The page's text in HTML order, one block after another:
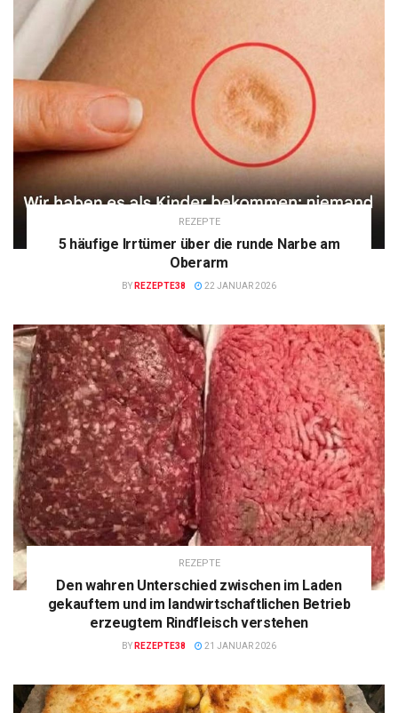
REZEPTE
5 häufige Irrtümer über die runde Narbe am
Oberarm
BY REZEPTE38 22 JANUAR 2026
REZEPTE
Den wahren Unterschied zwischen im Laden
gekauftem und im landwirtschaftlichen Betrieb
erzeugtem Rindfleisch verstehen
BY REZEPTE38 21 JANUAR 2026